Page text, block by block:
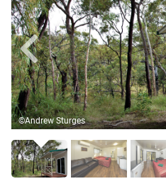
©Andrew Sturges